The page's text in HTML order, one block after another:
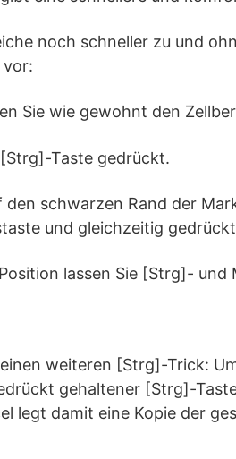
noch schneller zu und
Sie wie gewohnt den
Taste gedrückt.
den schwarzen Rand der
und gleichzeitig
lassen Sie [Strg]-
weiteren [Strg]-Trick:
gehaltener [Strg]-
legt damit eine Kopie der